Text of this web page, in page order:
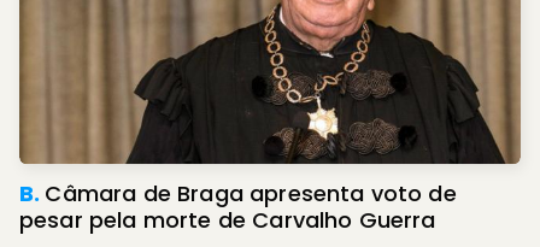
B. Câmara de Braga apresenta voto de
pesar pela morte de Carvalho Guerra